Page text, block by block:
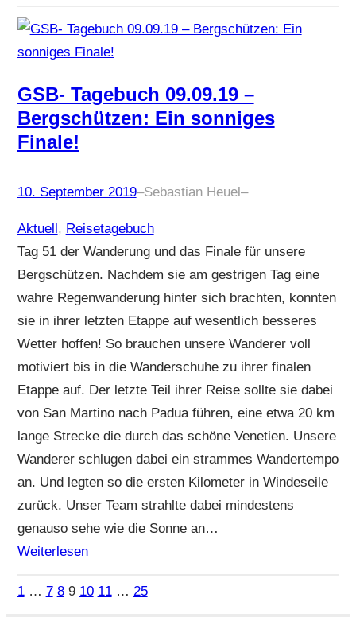
GSB- Tagebuch 09.09.19 –
Bergschützen: Ein sonniges
Finale!
10. September 2019–Sebastian Heuel –
Aktuell , Reisetagebuch
Tag 51 der Wanderung und das Finale für unsere
Bergschützen. Nachdem sie am gestrigen Tag eine
wahre Regenwanderung hinter sich brachten, konnten
sie in ihrer letzten Etappe auf wesentlich besseres
Wetter hoffen! So brauchen unsere Wanderer voll
motiviert bis in die Wanderschuhe zu ihrer finalen
Etappe auf. Der letzte Teil ihrer Reise sollte sie dabei
von San Martino nach Padua führen, eine etwa 20 km
lange Strecke die durch das schöne Venetien. Unsere
Wanderer schlugen dabei ein strammes Wandertempo
an. Und legten so die ersten Kilometer in Windeseile
zurück. Unser Team strahlte dabei mindestens
genauso sehe wie die Sonne an…
Weiterlesen
1 … 7 8 9 10 11 … 25